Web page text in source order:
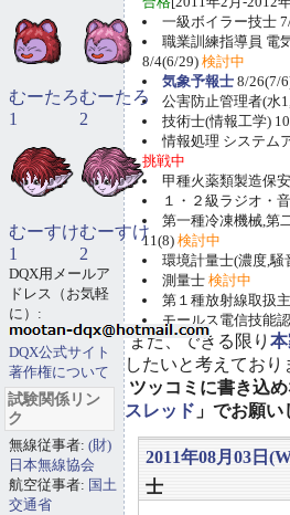
一級ボイラー技士
職業訓練指導員 電
8/4(6/29) 検討中
気象予報士 8/26(7/
公害防止管理者(水
技術士(情報工学)
情報処理 システム
挑戦中
甲種火薬類製造保
１・２級ラジオ・
第一種冷凍機械,第
11(8) 検討中
環境計量士(濃度,騒
測量士 検討中
第１種放射線取扱
モールス電信技能
また、できる限り
したいと考えており
ツッコミに書き込
スレッド 」でお願い
2011年08月03日
士
むーたろ
1
むーたろ
2
むーすけ
1
むーすけ
2
DQX用メールア
ドレス（お気軽
に）:
DQX公式サイト
著作権について
試験関係リン
ク
無線従事者: (財)
日本無線協会
航空従事者: 国土
交通省